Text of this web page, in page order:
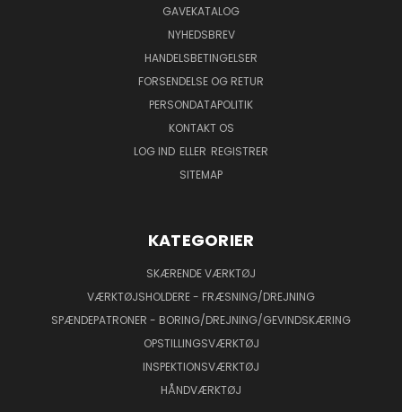
GAVEKATALOG
NYHEDSBREV
HANDELSBETINGELSER
FORSENDELSE OG RETUR
PERSONDATAPOLITIK
KONTAKT OS
LOG IND ELLER REGISTRER
SITEMAP
KATEGORIER
SKÆRENDE VÆRKTØJ
VÆRKTØJSHOLDERE - FRÆSNING/DREJNING
SPÆNDEPATRONER - BORING/DREJNING/GEVINDSKÆRING
OPSTILLINGSVÆRKTØJ
INSPEKTIONSVÆRKTØJ
HÅNDVÆRKTØJ